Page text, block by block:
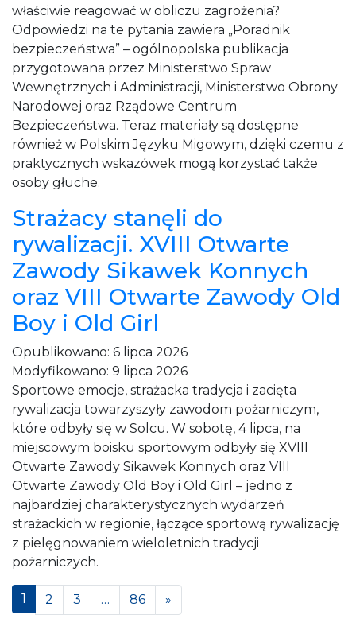
właściwie reagować w obliczu zagrożenia?
Odpowiedzi na te pytania zawiera „Poradnik
bezpieczeństwa” – ogólnopolska publikacja
przygotowana przez Ministerstwo Spraw
Wewnętrznych i Administracji, Ministerstwo Obrony
Narodowej oraz Rządowe Centrum
Bezpieczeństwa. Teraz materiały są dostępne
również w Polskim Języku Migowym, dzięki czemu z
praktycznych wskazówek mogą korzystać także
osoby głuche.
Strażacy stanęli do
rywalizacji. XVIII Otwarte
Zawody Sikawek Konnych
oraz VIII Otwarte Zawody Old
Boy i Old Girl
Opublikowano: 6 lipca 2026
Modyfikowano: 9 lipca 2026
Sportowe emocje, strażacka tradycja i zacięta
rywalizacja towarzyszyły zawodom pożarniczym,
które odbyły się w Solcu. W sobotę, 4 lipca, na
miejscowym boisku sportowym odbyły się XVIII
Otwarte Zawody Sikawek Konnych oraz VIII
Otwarte Zawody Old Boy i Old Girl – jedno z
najbardziej charakterystycznych wydarzeń
strażackich w regionie, łączące sportową rywalizację
z pielęgnowaniem wieloletnich tradycji
pożarniczych.
Posts navigation
1 2 3 … 86 »